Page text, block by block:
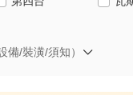
備/裝潢/須知）